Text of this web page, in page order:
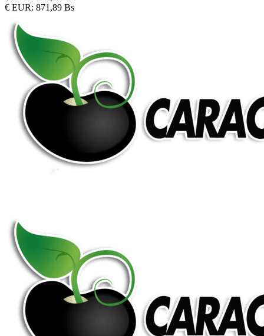
€ EUR: 871,89 Bs